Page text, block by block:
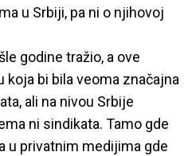
u Srbiji, pa ni o njihovoj
godine tražio, a ove
koja bi bila veoma značajna
ali na nivou Srbije
ni sindikata. Tamo gde
u privatnim medijima gde